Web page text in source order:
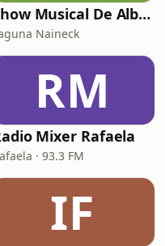
Show Musical De Alberto Beto Sánchez
Naineck
RM
Mixer Rafaela
· 93.3 FM
IF